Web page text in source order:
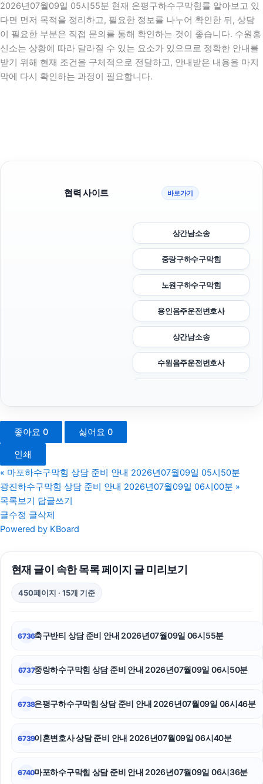
2026년07월09일 05시55분 현재 은평구하수구막힘를 알아보고 있
다면 먼저 목적을 정리하고, 필요한 정보를 나누어 확인한 뒤, 상담
이 필요한 부분은 직접 문의를 통해 확인하는 것이 좋습니다. 수원흥
신소는 상황에 따라 달라질 수 있는 요소가 있으므로 정확한 안내를
받기 위해 현재 조건을 구체적으로 전달하고, 안내받은 내용을 마지
막에 다시 확인하는 과정이 필요합니다.
협력 사이트 바로가기
상간남소송
중랑구하수구막힘
노원구하수구막힘
용인음주운전변호사
상간남소송
수원음주운전변호사
야구반티
톰티켓
서초하수구막힘
인스타 팔로워 늘리기
인스타그램 팔로워
인스타그램 좋아요
좋아요 0 싫어요 0
인쇄
« 마포하수구막힘 상담 준비 안내 2026년07월09일 05시50분
광진하수구막힘 상담 준비 안내 2026년07월09일 06시00분 »
목록보기
답글쓰기
글수정 글삭제
Powered by KBoard
현재 글이 속한 목록 페이지 글 미리보기
450페이지 · 15개 기준
6736축구반티 상담 준비 안내 2026년07월09일 06시55분
6737중랑하수구막힘 상담 준비 안내 2026년07월09일 06시50분
6738은평구하수구막힘 상담 준비 안내 2026년07월09일 06시46분
6739이혼변호사 상담 준비 안내 2026년07월09일 06시40분
6740마포하수구막힘 상담 준비 안내 2026년07월09일 06시36분